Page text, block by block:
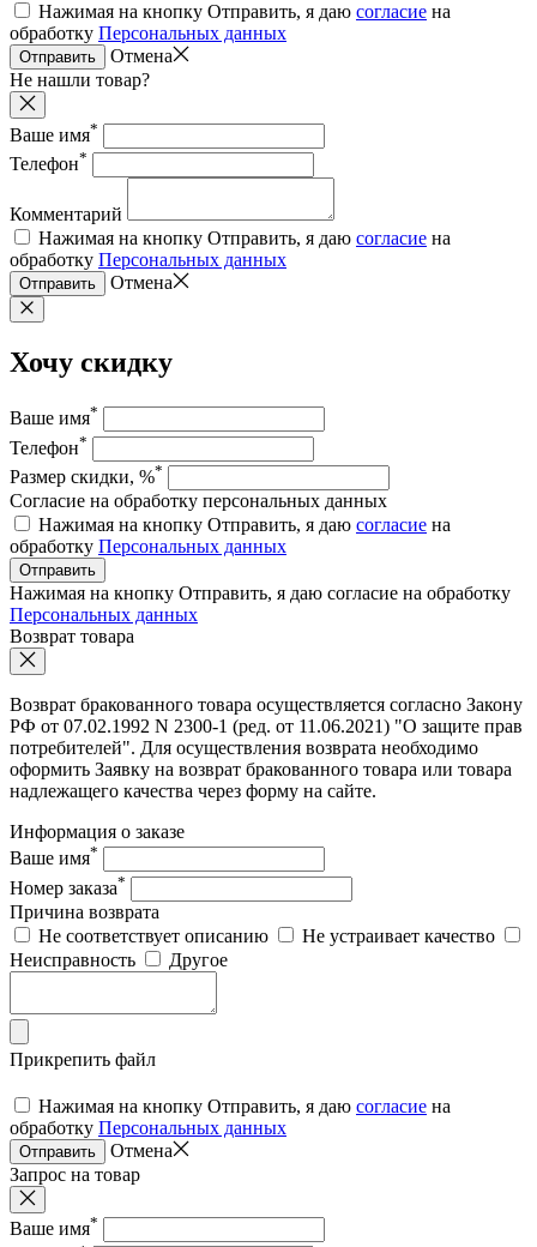
Нажимая на кнопку Отправить, я даю согласие на
обработку Персональных данных
Отправить
Отмена
Не нашли товар?
Ваше имя*
Телефон*
Комментарий
Нажимая на кнопку Отправить, я даю согласие на
обработку Персональных данных
Отправить Отмена
Хочу скидку
Ваше имя*
Телефон*
Размер скидки, %*
Согласие на обработку персональных данных
Нажимая на кнопку Отправить, я даю согласие на
обработку Персональных данных
Отправить
Нажимая на кнопку Отправить, я даю согласие на обработку
Персональных данных
Возврат товара
Возврат бракованного товара осуществляется согласно Закону
РФ от 07.02.1992 N 2300-1 (ред. от 11.06.2021) "О защите прав
потребителей". Для осуществления возврата необходимо
оформить Заявку на возврат бракованного товара или товара
надлежащего качества через форму на сайте.
Информация о заказе
Ваше имя*
Номер заказа*
Причина возврата
Не соответствует описанию
Не устраивает качество
Неисправность
Другое
Прикрепить файл
Нажимая на кнопку Отправить, я даю согласие на
обработку Персональных данных
Отправить
Отмена
Запрос на товар
Ваше имя*